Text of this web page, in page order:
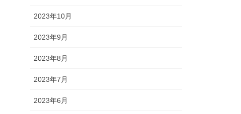
2023年10月
2023年9月
2023年8月
2023年7月
2023年6月